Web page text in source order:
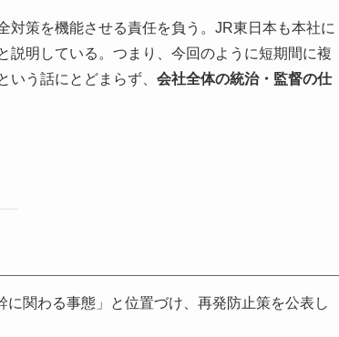
策を機能させる責任を負う。JR東日本も本社に
説明している。つまり、今回のように短期間に複
う話にとどまらず、 会社全体の統治・監督の仕
関わる事態」と位置づけ、再発防止策を公表し